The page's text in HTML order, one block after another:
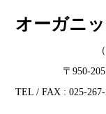
オーガニ
〒950-
TEL / FAX : 025-